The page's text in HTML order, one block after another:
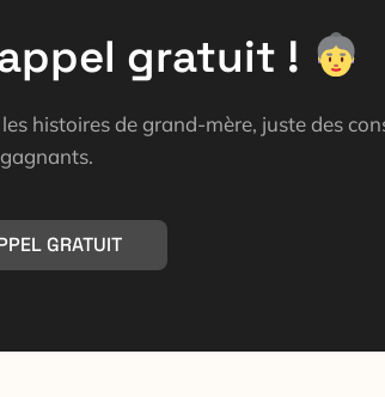
gratuit !
histoires de grand-mère, juste des
gagnants.
GRATUIT